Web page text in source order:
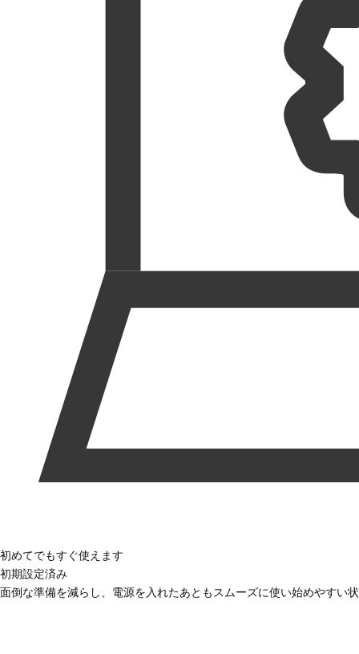
初めてでもすぐ使えます
初期設定済み
面倒な準備を減らし、電源を入れたあともスムーズに使い始めやすい